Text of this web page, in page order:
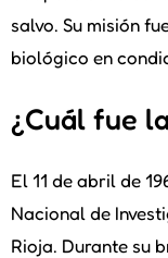
salvo. Su misión
biológico en
¿Cuál fue
El 11 de abril de
Nacional de
Rioja. Durante su